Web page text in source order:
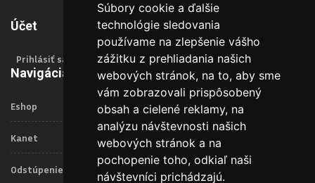
Súbory cookie a ďalšie
technológie sledovania
používame na zlepšenie vášho
zážitku z prehliadania našich
webových stránok, na to, aby sme
vám zobrazovali prispôsobený
obsah a cielené reklamy, na
analýzu návštevnosti našich
webových stránok a na
pochopenie toho, odkiaľ naši
návštevníci prichádzajú.
Účet
Prihlásiť sa
Navigácia
Eshop
Kanet
Odstúpenie od zmluvy